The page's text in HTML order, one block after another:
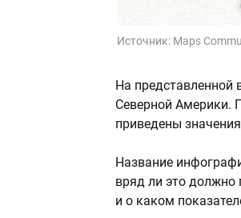
Источник: Maps
На представленной
Северной Америки.
приведены
Название
вряд ли это должно
и о каком